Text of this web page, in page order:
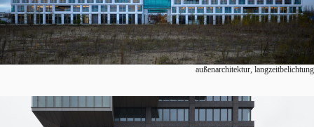
außenarchitektur, langzeitbelichtung